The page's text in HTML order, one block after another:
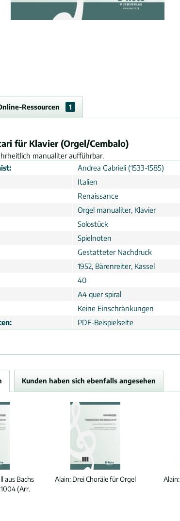
Ressourcen 1
für Klavier (Orgel/Cembalo)
manualiter aufführbar.
Andrea Gabrieli (1533-1585)
Italien
Renaissance
Orgel manualiter, Klavier
Solostück
Spielnoten
Gestatteter Nachdruck
1952, Bärenreiter, Kassel
40
A4 quer spiral
Keine Einschränkungen
PDF-Beispielseite
Kunden haben sich ebenfalls angesehen
aus Bachs
(Arr.
Alain: Drei Choräle für Orgel Alain: